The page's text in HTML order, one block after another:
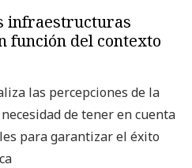
infraestructuras
función del contexto
las percepciones de la
de tener en cuenta
para garantizar el éxito